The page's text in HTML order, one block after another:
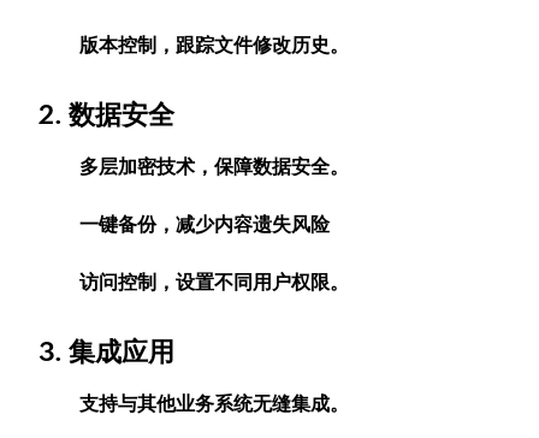
版本控制，跟踪文件修改历史。
2. 数据安全
多层加密技术，保障数据安全。
一键备份，减少内容遗失风险
访问控制，设置不同用户权限。
3. 集成应用
支持与其他业务系统无缝集成。